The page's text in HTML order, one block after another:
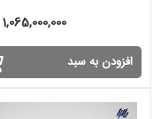
1,065,000,000 ریال
افزودن به سبد